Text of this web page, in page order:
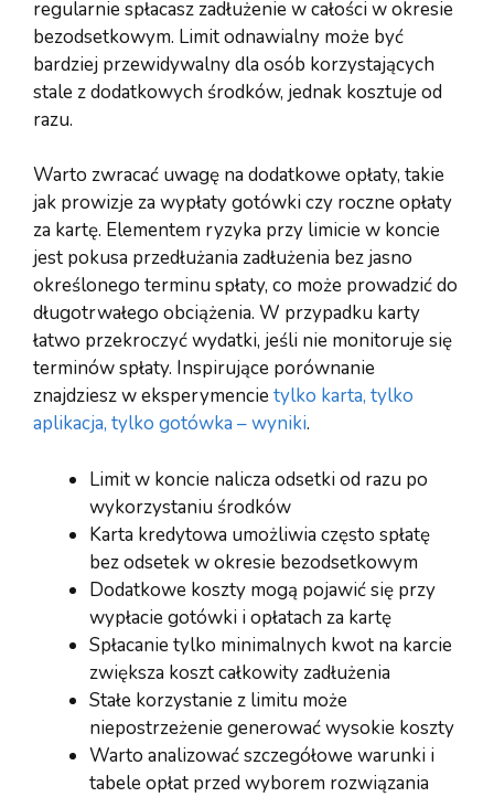
regularnie spłacasz zadłużenie w całości w okresie
bezodsetkowym. Limit odnawialny może być
bardziej przewidywalny dla osób korzystających
stale z dodatkowych środków, jednak kosztuje od
razu.
Warto zwracać uwagę na dodatkowe opłaty, takie
jak prowizje za wypłaty gotówki czy roczne opłaty
za kartę. Elementem ryzyka przy limicie w koncie
jest pokusa przedłużania zadłużenia bez jasno
określonego terminu spłaty, co może prowadzić do
długotrwałego obciążenia. W przypadku karty
łatwo przekroczyć wydatki, jeśli nie monitoruje się
terminów spłaty. Inspirujące porównanie
znajdziesz w eksperymencietylko karta, tylko
aplikacja, tylko gotówka – wyniki.
Limit w koncie nalicza odsetki od razu po
wykorzystaniu środków
Karta kredytowa umożliwia często spłatę
bez odsetek w okresie bezodsetkowym
Dodatkowe koszty mogą pojawić się przy
wypłacie gotówki i opłatach za kartę
Spłacanie tylko minimalnych kwot na karcie
zwiększa koszt całkowity zadłużenia
Stałe korzystanie z limitu może
niepostrzeżenie generować wysokie koszty
Warto analizować szczegółowe warunki i
tabele opłat przed wyborem rozwiązania